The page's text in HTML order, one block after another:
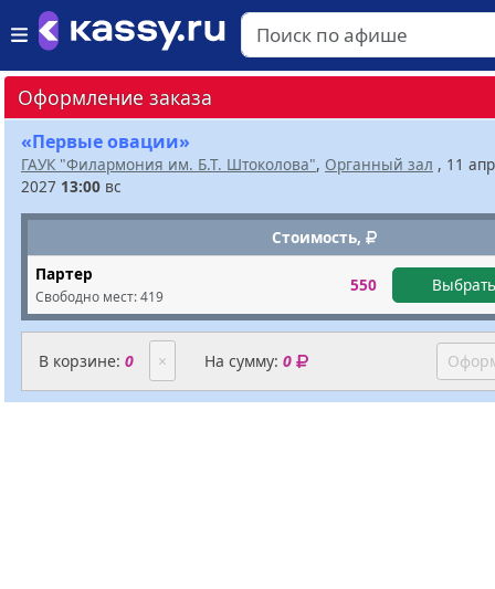
Оформление заказа
«Первые овации»
ГАУК "Филармония им. Б.Т. Штоколова", Органный зал , 11
2027 13:00 вс
Стоимость,
Партер
Свободно мест:419
550
В корзине: 0 × На сумму:0